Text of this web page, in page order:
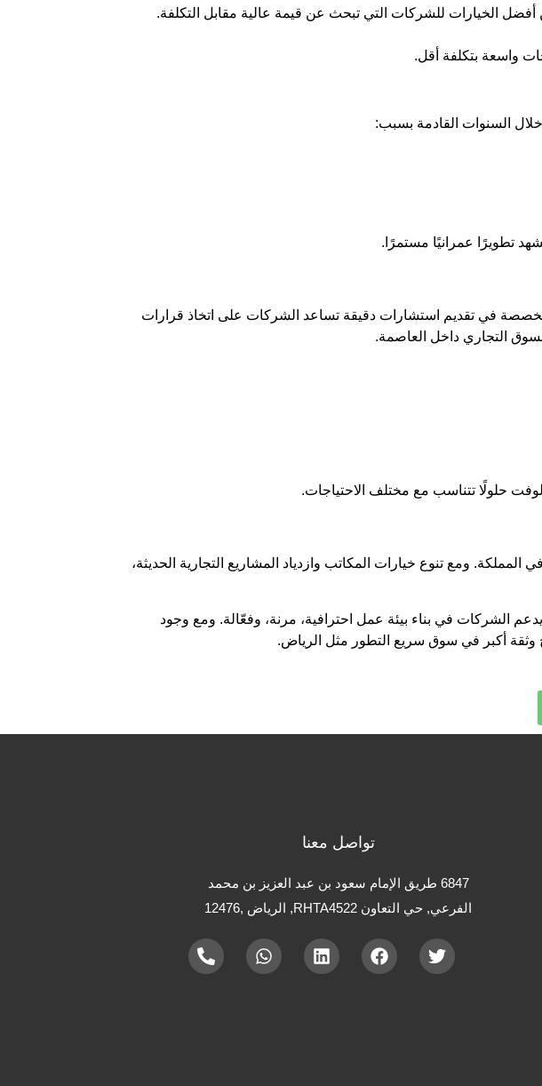
أفضل الخيارات للشركات التي تبحث عن قيمة عالية مقابل التكلفة.
واسعة بتكلفة أقل.
السنوات القادمة بسبب:
تطويرًا عمرانيًا مستمرًا.
في تقديم استشارات دقيقة تساعد الشركات على اتخاذ قرارات
التجاري داخل العاصمة.
حلولًا تتناسب مع مختلف الاحتياجات.
المملكة. ومع تنوع خيارات المكاتب وازدياد المشاريع التجارية الحديثة،
الشركات في بناء بيئة عمل احترافية، مرنة، وفعّالة. ومع وجود
وثقة أكبر في سوق سريع التطور مثل الرياض.
تواصل معنا
6847 طريق الإمام سعود بن عبد العزيز بن محمد
الفرعي, حي التعاون RHTA4522, الرياض ,12476